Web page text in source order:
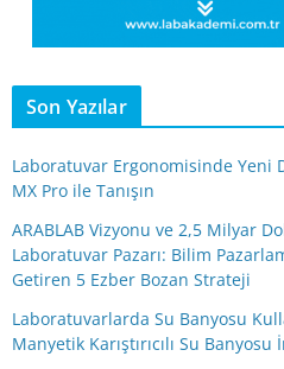
Son Yazılar
Laboratuvar Ergonomisinde Yeni
MX Pro ile Tanışın
ARABLAB Vizyonu ve 2,5 Milyar
Laboratuvar Pazarı: Bilim
Getiren 5 Ezber Bozan Strateji
Laboratuvarlarda Su Banyosu
Manyetik Karıştırıcılı Su Banyosu